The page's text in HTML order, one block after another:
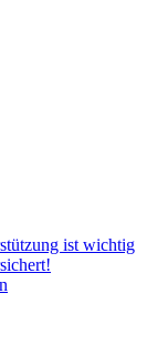
ist wichtig